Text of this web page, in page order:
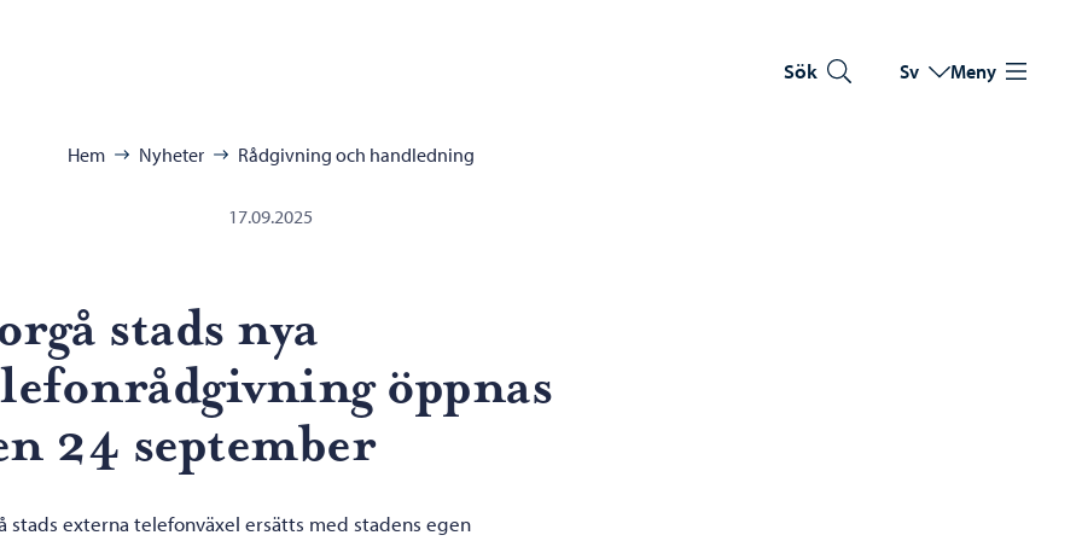
Sök Byt språk
Nuvarande språk:
Sv Meny
Hem Nyheter Rådgivning och handledning
17.09.2025
stads nya
öppnas
24 september
stads externa telefonväxel ersätts med stadens egen